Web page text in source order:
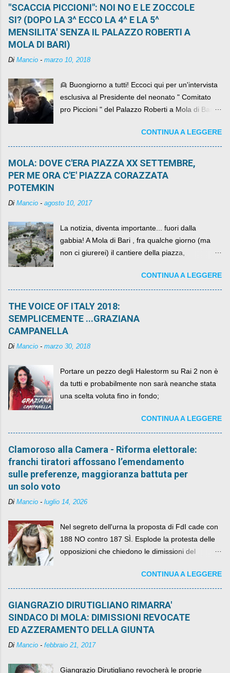
"SCACCIA PICCIONI": NOI NO E LE ZOCCOLE
SI? (DOPO LA 3^ ECCO LA 4^ E LA 5^
MENSILITA' SENZA IL PALAZZO ROBERTI A
MOLA DI BARI)
Di Mancio - marzo 10, 2018
👱 Buongiorno a tutti! Eccoci qui per un'intervista
esclusiva al Presidente del neonato " Comitato
pro Piccioni " del Palazzo Roberti a Mola di Bari ,
come definirlo... signor?....CONTINUA A LEGGERE
MOLA: DOVE C'ERA PIAZZA XX SETTEMBRE,
PER ME ORA C'E' PIAZZA CORAZZATA
POTEMKIN
Di Mancio - agosto 10, 2017
La notizia, diventa importante... fuori dalla
gabbia! A Mola di Bari , fra qualche giorno (ma
non ci giurerei) il cantiere della piazza,
per un numero esorbitante di mesi, non ci sarà
più. C'era una volta Piazza XX Settembre ,
CONTINUA A LEGGERE
THE VOICE OF ITALY 2018:
SEMPLICEMENTE ...GRAZIANA
CAMPANELLA
Di Mancio - marzo 30, 2018
Portare un pezzo degli Halestorm su Rai 2 non è
da tutti e probabilmente non sarà neanche stata
una scelta voluta fino in fondo;
CONTINUA A LEGGERE
Clamoroso alla Camera - Riforma elettorale:
franchi tiratori affossano l’emendamento
sulle preferenze, maggioranza battuta per
un solo voto
Di Mancio - luglio 14, 2026
Nel segreto dell'urna la proposta di FdI cade con
188 NO contro 187 SÌ. Esplode la protesta delle
opposizioni che chiedono le dimissioni del
CONTINUA A LEGGERE
GIANGRAZIO DIRUTIGLIANO RIMARRA'
SINDACO DI MOLA: DIMISSIONI REVOCATE
ED AZZERAMENTO DELLA GIUNTA
Di Mancio - febbraio 21, 2017
Giangrazio Dirutigliano revocherà le proprie